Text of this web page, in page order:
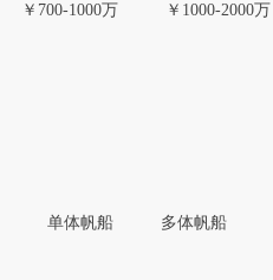
￥700-1000万 ￥1000-2000万
单体帆船 多体帆船